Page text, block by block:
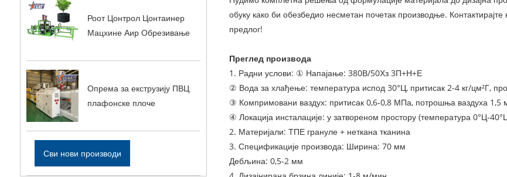
Роот Цонтрол Цонтаинер
Мацхине Аир Обрезивање
Опрема за екструзију ПВЦ
плафонске плоче
Сви нови производи
обуку како би обезбедио несметан почетак производње.
предлог!
Преглед производа
1. Радни услови: ① Напајање: 380В/50Хз 3П+Н+Е
② Вода за хлађење: температура испод 30°Ц, притисак 2-4 кг/цм²Г,
③ Компримовани ваздух: притисак 0,6-0,8 МПа, потрошња ваздуха 1,5
④ Локација инсталације: у затвореном простору (температура 0°Ц-
2. Материјали: ТПЕ грануле + неткана тканина
3. Спецификације производа: Ширина: 70 мм
Дебљина: 0,5-2 мм